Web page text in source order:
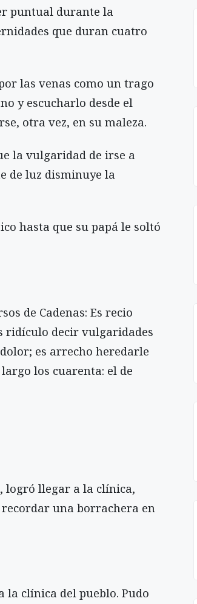
puntual durante la
que duran cuatro
las venas como un trago
y escucharlo desde el
otra vez, en su maleza.
la vulgaridad de irse a
de luz disminuye la
hasta que su papá le soltó
de Cadenas: Es recio
ridículo decir vulgaridades
es arrecho heredarle
los cuarenta: el de
logró llegar a la clínica,
una borrachera en
clínica del pueblo. Pudo